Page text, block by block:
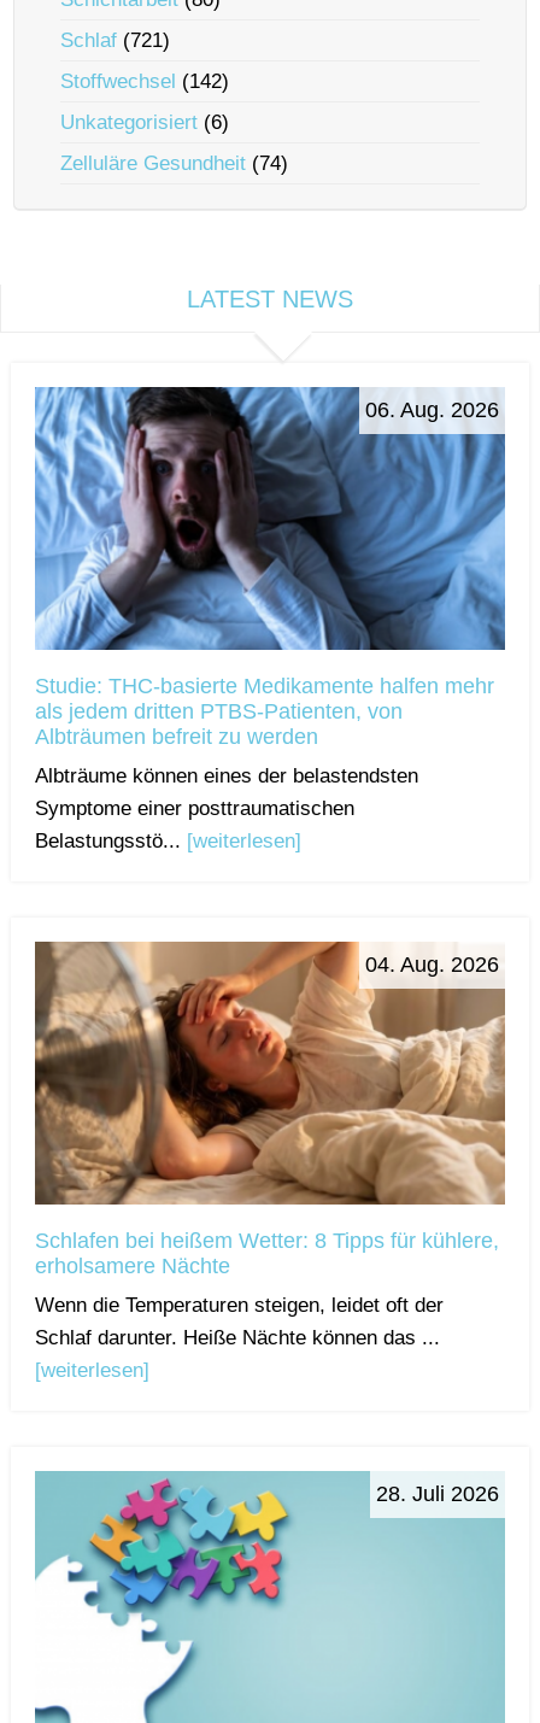
Schlaf (721)
Stoffwechsel (142)
Unkategorisiert (6)
Zelluläre Gesundheit (74)
LATEST NEWS
06. Aug. 2026
Studie: THC-basierte Medikamente halfen mehr
als jedem dritten PTBS-Patienten, von
Albträumen befreit zu werden
Albträume können eines der belastendsten
Symptome einer posttraumatischen
Belastungsstö... [weiterlesen]
04. Aug. 2026
Schlafen bei heißem Wetter: 8 Tipps für kühlere,
erholsamere Nächte
Wenn die Temperaturen steigen, leidet oft der
Schlaf darunter. Heiße Nächte können das ...
[weiterlesen]
28. Juli 2026